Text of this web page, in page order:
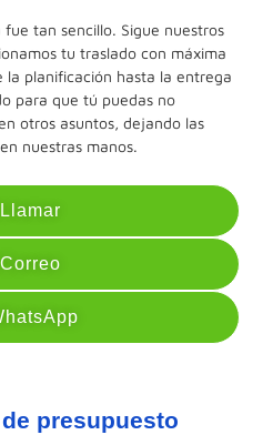
tan sencillo. Sigue nuestros
tu traslado con máxima
la planificación hasta la entrega
para que tú puedas no
otros asuntos, dejando las
nuestras manos.
Llamar
Correo
presupuesto